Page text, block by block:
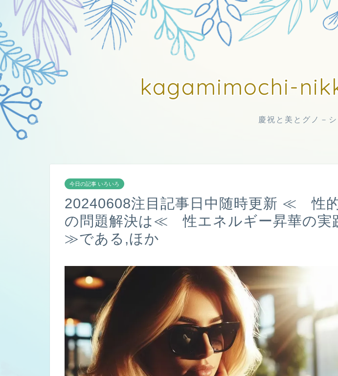
kagamimochi-
慶祝と美とグノ－
今日の記事 いろいろ
20240608注目記事日中随時更新 ≪
の問題解決は≪ 性エネルギー昇華の
≫である,ほか